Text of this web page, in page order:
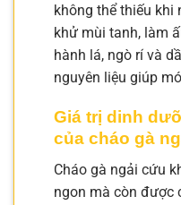
không thể thiếu khi
khử mùi tanh, làm
hành lá, ngò rí và
nguyên liệu giúp
Giá trị dinh
của cháo gà
Cháo gà ngải cứu
ngon mà còn được